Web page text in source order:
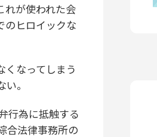
れが使われた会
のヒロイックな
なってしまう
。
行為に抵触する
合法律事務所の